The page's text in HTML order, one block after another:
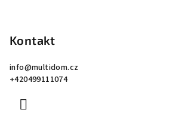
Kontakt
info@multidom.cz
+420499111074